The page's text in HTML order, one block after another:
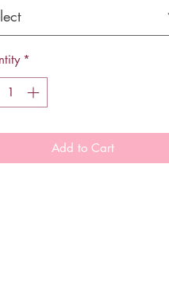
*
Add to Cart